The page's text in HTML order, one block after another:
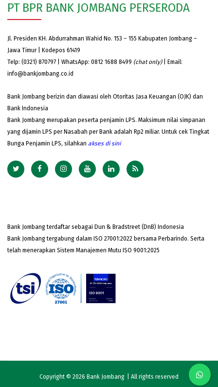
PT BPR BANK JOMBANG PERSERODA
Jl. Presiden KH. Abdurrahman Wahid No. 153 – 155 Kabupaten Jombang –
Jawa Timur | Kodepos 61419
Telp: (0321) 870797 | WhatsApp: 0812 1688 8499 (chat only)| Email:
info@bankjombang.co.id
Bank Jombang berizin dan diawasi oleh Otoritas Jasa Keuangan (OJK) dan
Bank Indonesia
Bank Jombang merupakan peserta penjamin LPS. Maksimum nilai simpanan
yang dijamin LPS per Nasabah per Bank adalah Rp2 miliar. Untuk cek Tingkat
Bunga Penjamin LPS, silahkan akses di sini
Bank Jombang terdaftar sebagai Dun & Bradstreet (DnB) Indonesia
Bank Jombang tergabung dalam ISO 27001:2022 bersama Perbarindo. Serta
telah menerapkan Sistem Manajemen Mutu ISO 9001:2025
Copyright © 2026 Bank Jombang | All rights reserved